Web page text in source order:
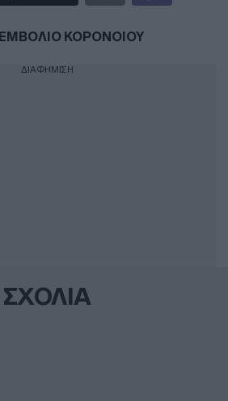
ΕΜΒΟΛΙΟ ΚΟΡΟΝΟΙΟΥ
ΔΙΑΦΗΜΙΣΗ
ΣΧΟΛΙΑ